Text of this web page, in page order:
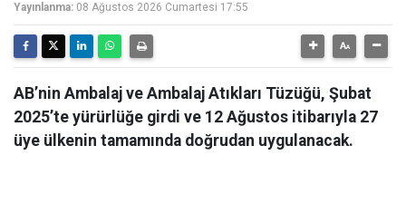
Yayınlanma: 08 Ağustos 2026 Cumartesi 17:55
AB’nin Ambalaj ve Ambalaj Atıkları Tüzüğü, Şubat
2025’te yürürlüğe girdi ve 12 Ağustos itibarıyla 27
üye ülkenin tamamında doğrudan uygulanacak.